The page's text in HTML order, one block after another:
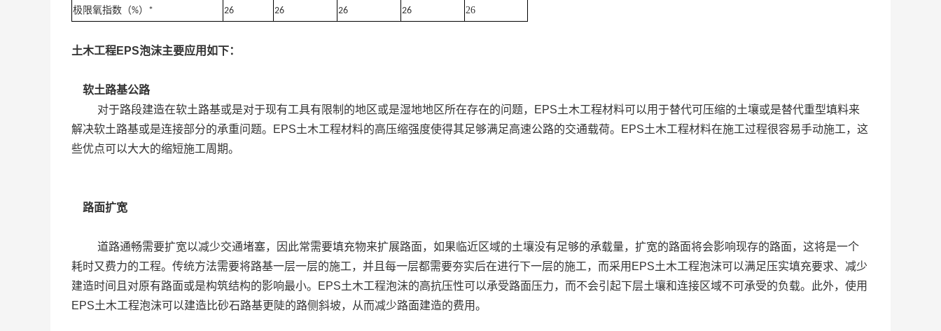
极限氧指数 （%） * 26 26 26 26 26
土木工程EPS泡沫主要应用如下：
软土路基公路
对于路段建造在软土路基或是对于现有工具有限制的地区或是湿地地区所在存在的问题，EPS土木工程材料可以用于替代可压缩的土壤或是替代重型填料来
解决软土路基或是连接部分的承重问题。EPS土木工程材料的高压缩强度使得其足够满足高速公路的交通载荷。EPS土木工程材料在施工过程很容易手动施工，这
些优点可以大大的缩短施工周期。
路面扩宽
道路通畅需要扩宽以减少交通堵塞，因此常需要填充物来扩展路面，如果临近区域的土壤没有足够的承载量，扩宽的路面将会影响现存的路面，这将是一个
耗时又费力的工程。传统方法需要将路基一层一层的施工，并且每一层都需要夯实后在进行下一层的施工，而采用EPS土木工程泡沫可以满足压实填充要求、减少
建造时间且对原有路面或是构筑结构的影响最小。EPS土木工程泡沫的高抗压性可以承受路面压力，而不会引起下层土壤和连接区域不可承受的负载。此外，使用
EPS土木工程泡沫可以建造比砂石路基更陡的路侧斜坡，从而减少路面建造的费用。